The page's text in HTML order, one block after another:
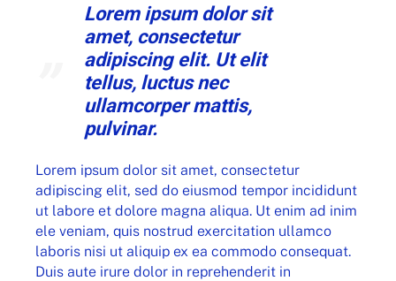
Lorem ipsum dolor sit
amet, consectetur
adipiscing elit. Ut elit
tellus, luctus nec
ullamcorper mattis,
pulvinar.
Lorem ipsum dolor sit amet, consectetur
adipiscing elit, sed do eiusmod tempor incididunt
ut labore et dolore magna aliqua. Ut enim ad inim
ele veniam, quis nostrud exercitation ullamco
laboris nisi ut aliquip ex ea commodo consequat.
Duis aute irure dolor in reprehenderit in